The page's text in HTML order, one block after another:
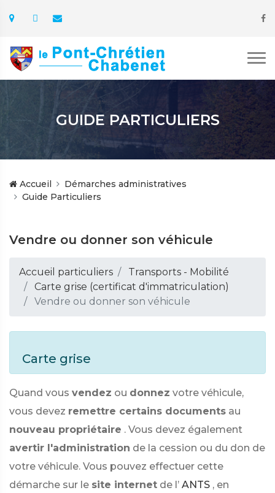
GUIDE PARTICULIERS
Accueil
Démarches administratives
Guide Particuliers
Vendre ou donner son véhicule
Accueil particuliers
Transports - Mobilité
Carte grise (certificat d'immatriculation)
Vendre ou donner son véhicule
Carte grise
Quand vous vendez ou donnez votre véhicule,
vous devez remettre certains documents au
nouveau propriétaire . Vous devez également
avertir l'administration de la cession ou du don de
votre véhicule. Vous pouvez effectuer cette
démarche sur le site internet de l’ ANTS , en